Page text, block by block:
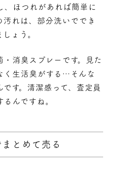
、ほつれがあれば簡単に
れは、部分洗いででき
ょう。
消臭スプレーです。見た
く生活臭がする…そんな
す。清潔感って、査定員
んですね。
とめて売る